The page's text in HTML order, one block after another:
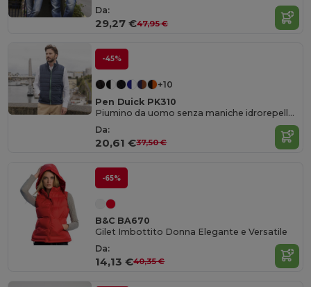
Da:
29,27 €47,95 €
-45%
+10
Pen Duick PK310
Piumino da uomo senza maniche idrorepellente e antivento
Da:
20,61 €37,50 €
-65%
B&C BA670
Gilet Imbottito Donna Elegante e Versatile
Da:
14,13 €40,35 €